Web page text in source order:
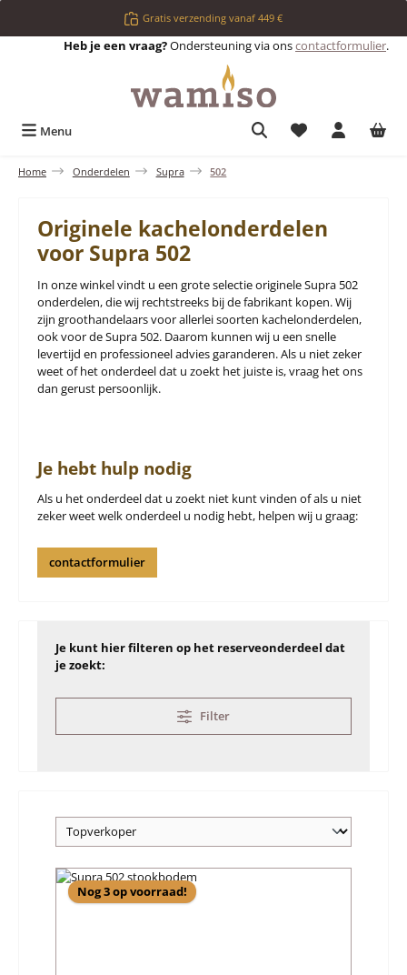
Ga naar de hoofdinhoudGratis verzending vanaf 449 €
Heb je een vraag?Ondersteuning via onscontactformulier.
Menu Je hebt 0 items
Home Onderdelen Supra 502
Originele kachelonderdelen
voor Supra 502
In onze winkel vindt u een grote selectie originele Supra 502
onderdelen, die wij rechtstreeks bij de fabrikant kopen. Wij
zijn groothandelaars voor allerlei soorten kachelonderdelen,
ook voor de Supra 502. Daarom kunnen wij u een snelle
levertijd en professioneel advies garanderen. Als u niet zeker
weet of het onderdeel dat u zoekt het juiste is, vraag het ons
dan gerust persoonlijk.
Je hebt hulp nodig
Als u het onderdeel dat u zoekt niet kunt vinden of als u niet
zeker weet welk onderdeel u nodig hebt, helpen wij u graag:
contactformulier
Je kunt hier filteren op het reserveonderdeel dat
je zoekt:
Filter
Nog 3 op voorraad!